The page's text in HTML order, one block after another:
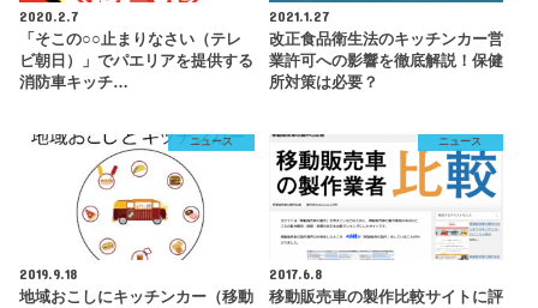
2020.2.7
「そこの○○止まりなさい（テレ
ビ朝日）」でパエリアを提供する
消防車キッチ…
2021.1.27
改正食品衛生法のキッチンカー営
業許可への影響を徹底解説！保健
所対策は必要？
ニュース
2019.9.18
地域おこしにキッチンカー（移動
ニュース
2017.6.8
移動販売車の製作比較サイトに評